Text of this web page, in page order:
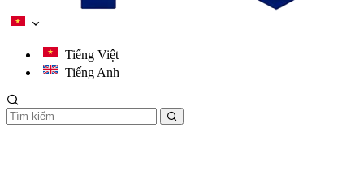
Tiếng Việt
Tiếng Anh